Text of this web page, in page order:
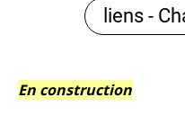
liens -
En construction